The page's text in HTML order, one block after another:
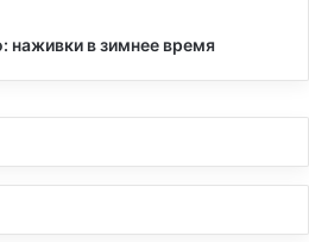
наживки в зимнее время